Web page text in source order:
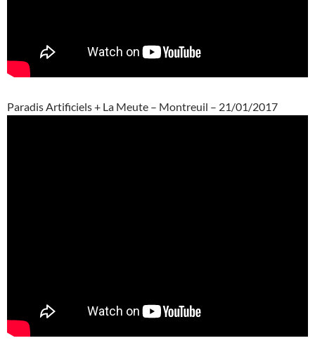
Paradis Artificiels + La Meute – Montreuil – 21/01/2017